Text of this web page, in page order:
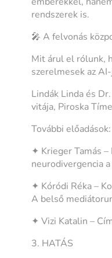
rendszerek is.
🎤 A felvonás
Mit árul el rólunk,
szerelmesek az
Lindák Linda és
vitája, Piroska
További előadások:
✦ Krieger Tamás –
neurodivergencia
✦ Kóródi Réka –
A belső
✦ Vizi Katalin –
3. HATÁS